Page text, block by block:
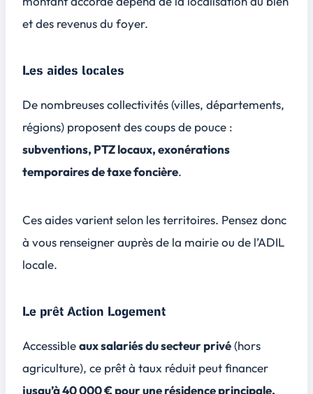
et des revenus du foyer.
Les aides locales
De nombreuses collectivités (villes, départements,
régions) proposent des coups de pouce :
subventions, PTZ locaux, exonérations
temporaires de taxe foncière.
Ces aides varient selon les territoires. Pensez donc
à vous renseigner auprès de la mairie ou de l’ADIL
locale.
Le prêt Action Logement
Accessibleaux salariés du secteur privé(hors
agriculture), ce prêt à taux réduit peut financer
jusqu’à 40 000 € pour une résidence principale,